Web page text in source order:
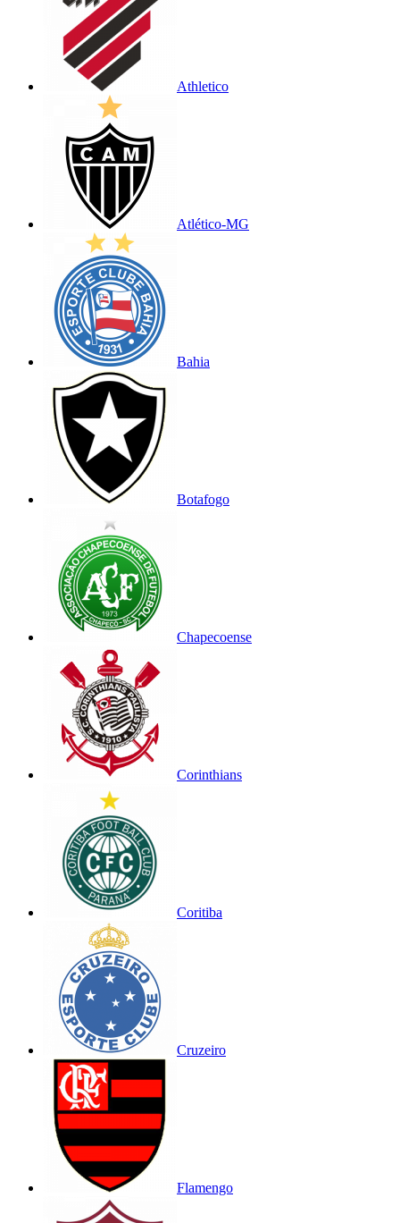
Athletico
Atlético-MG
Bahia
Botafogo
Chapecoense
Corinthians
Coritiba
Cruzeiro
Flamengo